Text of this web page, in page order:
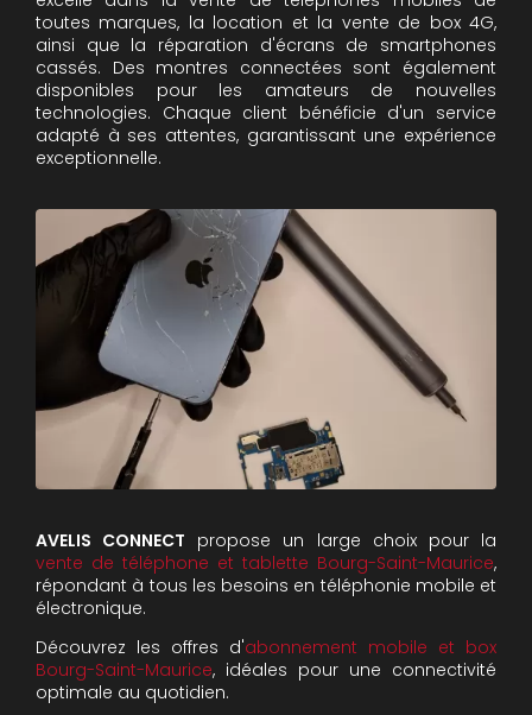
toutes marques, la location et la vente de box 4G,
ainsi que la réparation d'écrans de smartphones
cassés. Des montres connectées sont également
disponibles pour les amateurs de nouvelles
technologies. Chaque client bénéficie d'un service
adapté à ses attentes, garantissant une expérience
exceptionnelle.
AVELIS CONNECT propose un large choix pour la
vente de téléphone et tablette Bourg-Saint-Maurice,
répondant à tous les besoins en téléphonie mobile et
électronique.
Découvrez les offres d'abonnement mobile et box
Bourg-Saint-Maurice, idéales pour une connectivité
optimale au quotidien.